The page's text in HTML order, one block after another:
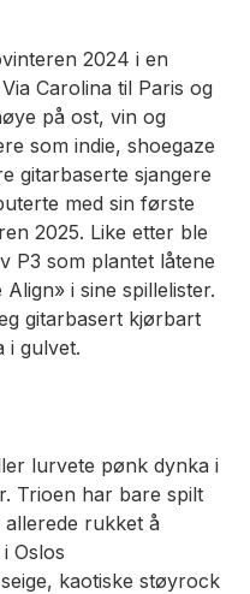
2024 i en
Carolina til Paris og
på ost, vin og
som indie, shoegaze
gitarbaserte sjangere
med sin første
2025. Like etter ble
P3 som plantet låtene
i sine spillelister.
gitarbasert kjørbart
i gulvet.
lurvete pønk dynka i
Trioen har bare spilt
rukket å
Oslos
kaotiske støyrock